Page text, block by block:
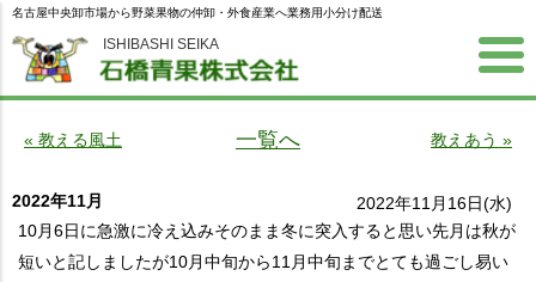
ISHIBASHI SEIKA
名古屋中央卸市場から野菜果物の仲卸・外食産業へ業務用小分け配送
« 教える風土 一覧へ 教えあう »
2022年11月
2022年11月16日(水)
10月6日に急激に冷え込みそのまま冬に突入すると思い先月は秋が
短いと記しましたが10月中旬から11月中旬までとても過ごし易い